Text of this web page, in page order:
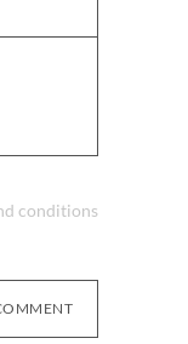
conditions